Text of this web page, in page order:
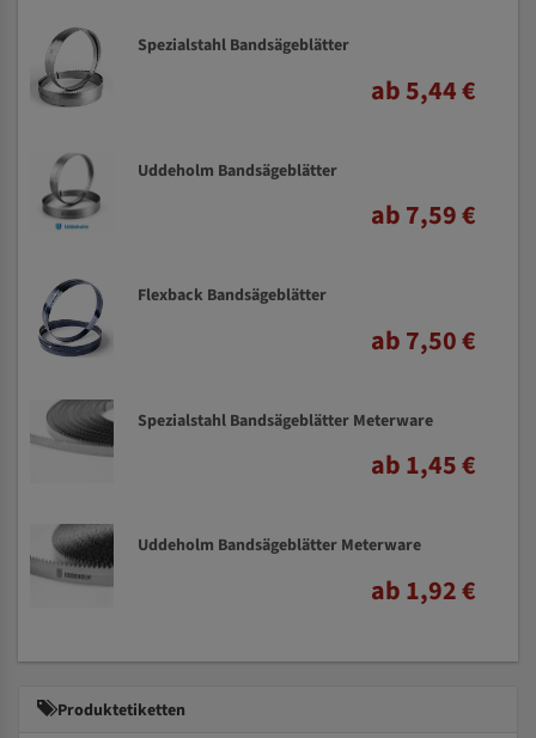
Spezialstahl Bandsägeblätter
ab 5,44 €
Uddeholm Bandsägeblätter
ab 7,59 €
Flexback Bandsägeblätter
ab 7,50 €
Spezialstahl Bandsägeblätter Meterware
ab 1,45 €
Uddeholm Bandsägeblätter Meterware
ab 1,92 €
Produktetiketten